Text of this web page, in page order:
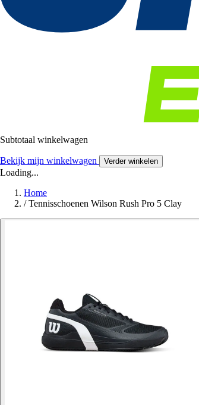
Subtotaal winkelwagen
Bekijk mijn winkelwagen Verder winkelen
Loading...
Home
/ Tennisschoenen Wilson Rush Pro 5 Clay